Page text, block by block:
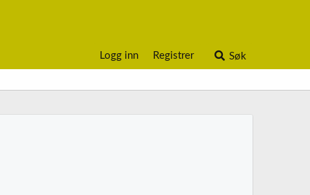
Logg inn Registrer Søk